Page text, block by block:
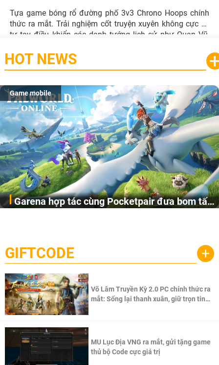
Tựa game bóng rổ đường phố 3v3 Chrono Hoops chính
thức ra mắt. Trải nghiệm cốt truyện xuyên không cực dị,
tự tay điều khiển các danh tướng lịch sử như Quan Vũ,
HOT NEWS
Game mobile
Garena hợp tác cùng Pocketpair đưa bom tấn
cầu, theo giấy phép chính thức từ công ty game Nhật Bản
Pocketpair, Inc.
GIFTCODE +
Võ Lâm Truyền Kỳ 2.0 PC chính thức ra
mắt: Sống lại thanh xuân, giữ trọn tinh
MU Lục Địa VNG ra mắt, gửi tặng game
thủ bộ Code cực giá trị